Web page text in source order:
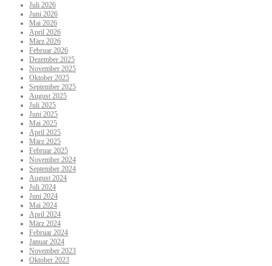
Juli 2026
Juni 2026
Mai 2026
April 2026
März 2026
Februar 2026
Dezember 2025
November 2025
Oktober 2025
September 2025
August 2025
Juli 2025
Juni 2025
Mai 2025
April 2025
März 2025
Februar 2025
November 2024
September 2024
August 2024
Juli 2024
Juni 2024
Mai 2024
April 2024
März 2024
Februar 2024
Januar 2024
November 2023
Oktober 2023